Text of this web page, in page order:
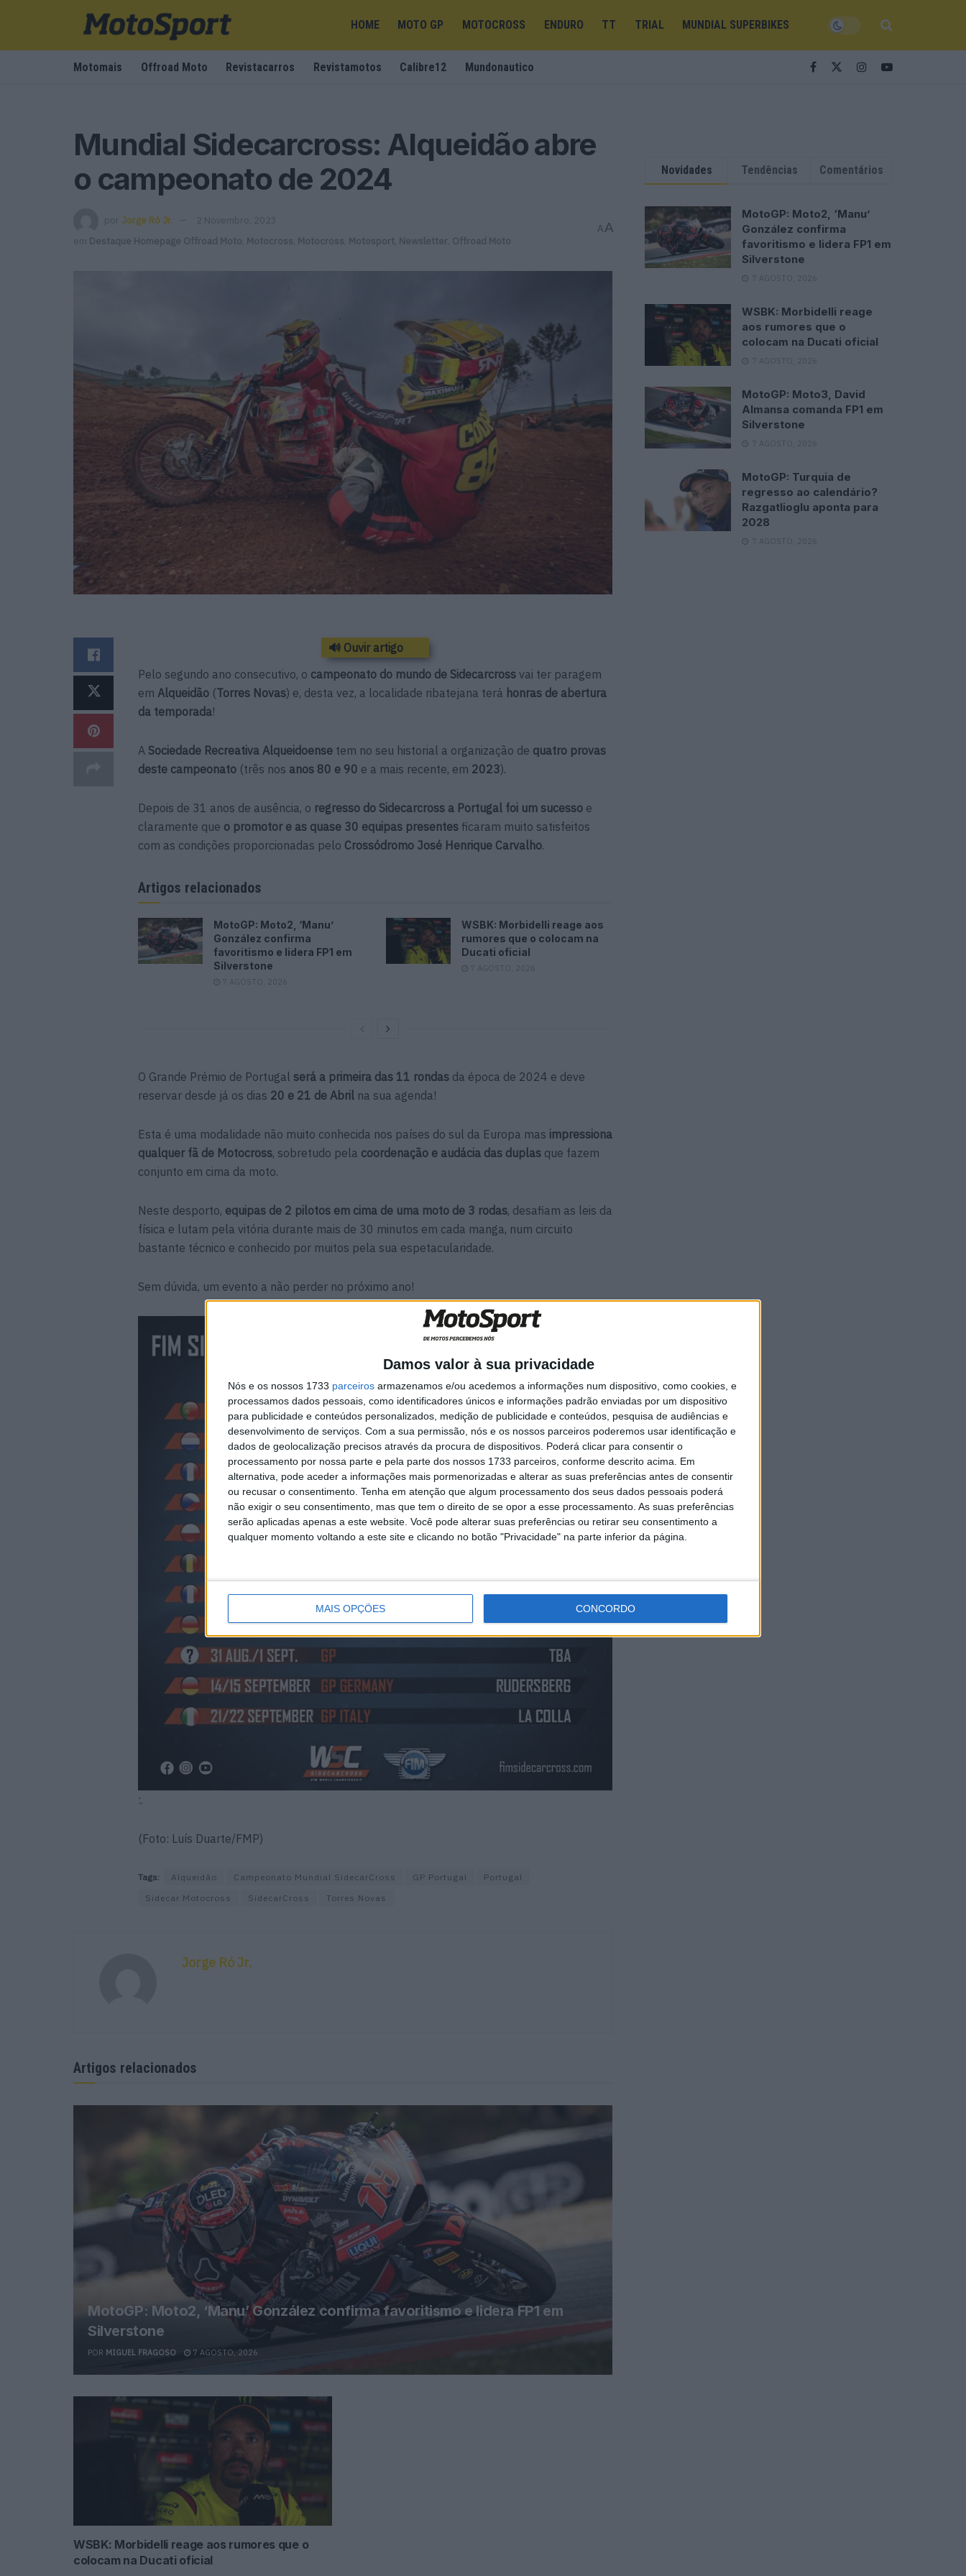
Damos valor à sua privacidade
Nós e os nossos 1733 parceiros armazenamos e/ou acedemos a informações num dispositivo, como cookies, e
processamos dados pessoais, como identificadores únicos e informações padrão enviadas por um dispositivo
para publicidade e conteúdos personalizados, medição de publicidade e conteúdos, pesquisa de audiências e
desenvolvimento de serviços. Com a sua permissão, nós e os nossos parceiros poderemos usar identificação e
dados de geolocalização precisos através da procura de dispositivos. Poderá clicar para consentir o
processamento por nossa parte e pela parte dos nossos 1733 parceiros, conforme descrito acima. Em
alternativa, pode aceder a informações mais pormenorizadas e alterar as suas preferências antes de consentir
ou recusar o consentimento. Tenha em atenção que algum processamento dos seus dados pessoais poderá
não exigir o seu consentimento, mas que tem o direito de se opor a esse processamento. As suas preferências
serão aplicadas apenas a este website. Você pode alterar suas preferências ou retirar seu consentimento a
qualquer momento voltando a este site e clicando no botão "Privacidade" na parte inferior da página.
MAIS OPÇÕES CONCORDO
HOME MOTO GP MOTOCROSS ENDURO TT TRIAL MUNDIAL SUPERBIKES
Motomais Offroad Moto Revistacarros Revistamotos Calibre12 Mundonautico
Mundial Sidecarcross: Alqueidão abre
o campeonato de 2024
por Jorge Ró Jr.
2 Novembro, 2023
em
Destaque Homepage Offroad Moto Motocross Motocross Motosport Newsletter Offroad Moto
AA
🔊 Ouvir artigo
Pelo segundo ano consecutivo, o campeonato do mundo de Sidecarcross vai ter paragem
em Alqueidão (Torres Novas) e, desta vez, a localidade ribatejana terá honras de abertura
da temporada!
A Sociedade Recreativa Alqueidoense tem no seu historial a organização de quatro provas
deste campeonato (três nos anos 80 e 90 e a mais recente, em 2023).
Depois de 31 anos de ausência, o regresso do Sidecarcross a Portugal foi um sucesso e
claramente que o promotor e as quase 30 equipas presentes ficaram muito satisfeitos
com as condições proporcionadas pelo Crossódromo José Henrique Carvalho.
Artigos relacionados
MotoGP: Moto2, ‘Manu’
González confirma
favoritismo e lidera FP1 em
Silverstone
7 AGOSTO, 2026
WSBK: Morbidelli reage aos
rumores que o colocam na
Ducati oficial
7 AGOSTO, 2026
O Grande Prémio de Portugal será a primeira das 11 rondas da época de 2024 e deve
reservar desde já os dias 20 e 21 de Abril na sua agenda!
Esta é uma modalidade não muito conhecida nos países do sul da Europa mas impressiona
qualquer fã de Motocross, sobretudo pela coordenação e audácia das duplas que fazem
conjunto em cima da moto.
Neste desporto, equipas de 2 pilotos em cima de uma moto de 3 rodas, desafiam as leis da
física e lutam pela vitória durante mais de 30 minutos em cada manga, num circuito
bastante técnico e conhecido por muitos pela sua espetacularidade.
Sem dúvida, um evento a não perder no próximo ano!
:.
(Foto: Luís Duarte/FMP)
Tags: Alqueidão Campeonato Mundial SidecarCross GP Portugal
Portugal
Sidecar Motocross
SidecarCross Torres Novas
Jorge Ró Jr.
Artigos relacionados
MotoGP: Moto2, ‘Manu’ González confirma favoritismo e lidera FP1 em
Silverstone
POR MIGUEL FRAGOSO 7 AGOSTO, 2026
WSBK: Morbidelli reage aos rumores que o
colocam na Ducati oficial
Novidades Tendências Comentários
MotoGP: Moto2, ‘Manu’
González confirma
favoritismo e lidera FP1 em
Silverstone
7 AGOSTO, 2026
WSBK: Morbidelli reage
aos rumores que o
colocam na Ducati oficial
7 AGOSTO, 2026
MotoGP: Moto3, David
Almansa comanda FP1 em
Silverstone
7 AGOSTO, 2026
MotoGP: Turquia de
regresso ao calendário?
Razgatlioglu aponta para
2028
7 AGOSTO, 2026